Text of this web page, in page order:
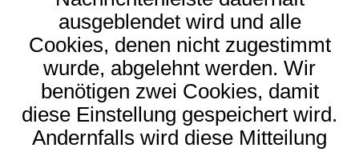
ausgeblendet wird und alle
Cookies, denen nicht zugestimmt
wurde, abgelehnt werden. Wir
benötigen zwei Cookies, damit
diese Einstellung gespeichert wird.
Andernfalls wird diese Mitteilung